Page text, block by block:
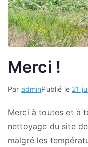
Merci !
Par adminPublié le 21
Merci à toutes et à
nettoyage du site
malgré les